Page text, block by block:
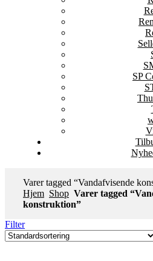
SP
Varer tagged “Vandafvisende
Hjem Shop Varer tagged
konstruktion”
Filter